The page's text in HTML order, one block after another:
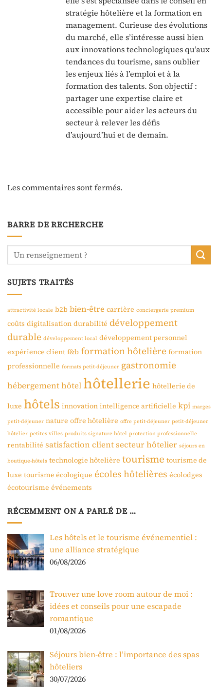
stratégie hôtelière et la formation en
management. Curieuse des évolutions
du marché, elle s’intéresse aussi bien
aux innovations technologiques qu’aux
tendances du tourisme, sans oublier
les enjeux liés à l’emploi et à la
formation des talents. Son objectif :
partager une expertise claire et
accessible pour aider les acteurs du
secteur à relever les défis
d’aujourd’hui et de demain.
Les commentaires sont fermés.
BARRE DE RECHERCHE
SUJETS TRAITÉS
attractivité locale b2b bien-être carrière conciergerie premium
coûts digitalisation durabilité développement
durable développement local développement personnel
expérience client f&b formation hôtelière formation
professionnelle formats petit-déjeuner gastronomie
hébergementhôtel hôtellerie hôtellerie de
luxe hôtels innovation intelligence artificielle kpi marges
petit-déjeuner nature offre hôtelière offre petit-déjeuner petit-déjeuner
hôtelier petites villes produits signature hôtel protection professionnelle
rentabilité satisfaction clientsecteur hôtelier séjours en
boutique-hôtels technologie hôtelière tourisme tourisme de
luxe tourisme écologique écoles hôtelières écolodges
écotourisme événements
RÉCEMMENT ON A PARLÉ DE …
Les hôtels et le tourisme événementiel :
une alliance stratégique
06/08/2026
Trouver une love room autour de moi :
idées et conseils pour une escapade
romantique
01/08/2026
Séjours bien-être : l’importance des spas
hôteliers
30/07/2026